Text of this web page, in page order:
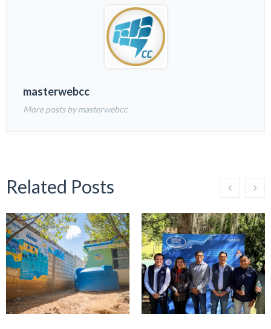
masterwebcc
More posts by masterwebcc
Related Posts